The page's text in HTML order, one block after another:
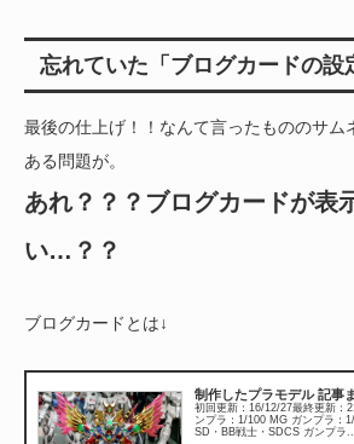
忘れていた「ブログカードの設
最後の仕上げ！！なんて言ったもののサム
ある問題が。
あれ？？？ブログカードが表
い…？？
ブログカードとは↓
制作したプラモデル 記事
初回更新：16/12/27最終更新：
ンプラ：1/100 MG ガンプラ：
SD・BB戦士・SDCS ガンプラ...